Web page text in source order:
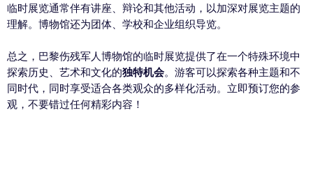
临时展览通常伴有讲座、辩论和其他活动，以加深对展览主题的
理解。博物馆还为团体、学校和企业组织导览。
总之，巴黎伤残军人博物馆的临时展览提供了在一个特殊环境中
探索历史、艺术和文化的独特机会。游客可以探索各种主题和不
同时代，同时享受适合各类观众的多样化活动。立即预订您的参
观，不要错过任何精彩内容！